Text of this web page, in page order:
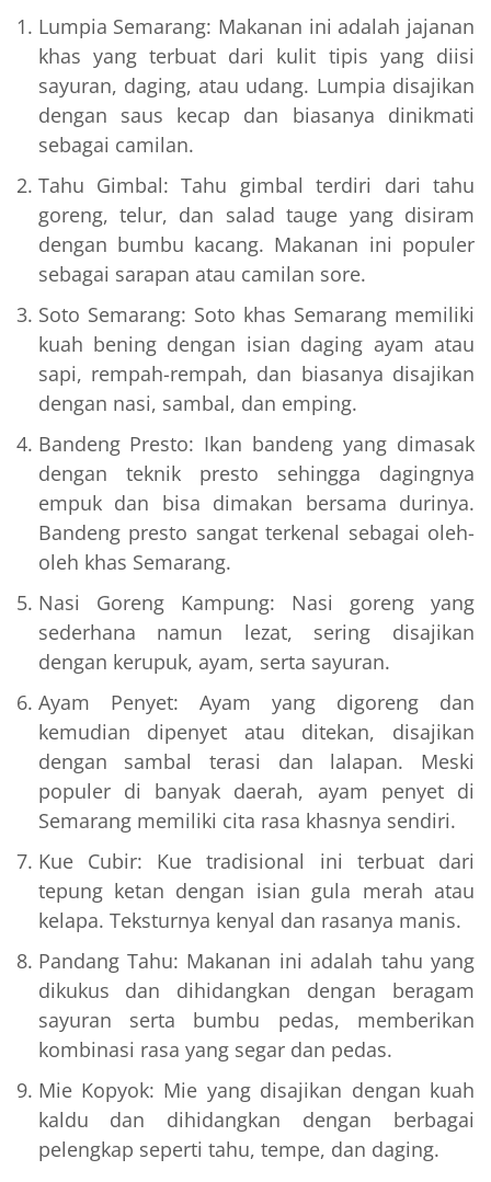
Lumpia Semarang: Makanan ini adalah jajanan
khas yang terbuat dari kulit tipis yang diisi
sayuran, daging, atau udang. Lumpia disajikan
dengan saus kecap dan biasanya dinikmati
sebagai camilan.
Tahu Gimbal: Tahu gimbal terdiri dari tahu
goreng, telur, dan salad tauge yang disiram
dengan bumbu kacang. Makanan ini populer
sebagai sarapan atau camilan sore.
Soto Semarang: Soto khas Semarang memiliki
kuah bening dengan isian daging ayam atau
sapi, rempah-rempah, dan biasanya disajikan
dengan nasi, sambal, dan emping.
Bandeng Presto: Ikan bandeng yang dimasak
dengan teknik presto sehingga dagingnya
empuk dan bisa dimakan bersama durinya.
Bandeng presto sangat terkenal sebagai oleh-
oleh khas Semarang.
Nasi Goreng Kampung: Nasi goreng yang
sederhana namun lezat, sering disajikan
dengan kerupuk, ayam, serta sayuran.
Ayam Penyet: Ayam yang digoreng dan
kemudian dipenyet atau ditekan, disajikan
dengan sambal terasi dan lalapan. Meski
populer di banyak daerah, ayam penyet di
Semarang memiliki cita rasa khasnya sendiri.
Kue Cubir: Kue tradisional ini terbuat dari
tepung ketan dengan isian gula merah atau
kelapa. Teksturnya kenyal dan rasanya manis.
Pandang Tahu: Makanan ini adalah tahu yang
dikukus dan dihidangkan dengan beragam
sayuran serta bumbu pedas, memberikan
kombinasi rasa yang segar dan pedas.
Mie Kopyok: Mie yang disajikan dengan kuah
kaldu dan dihidangkan dengan berbagai
pelengkap seperti tahu, tempe, dan daging.